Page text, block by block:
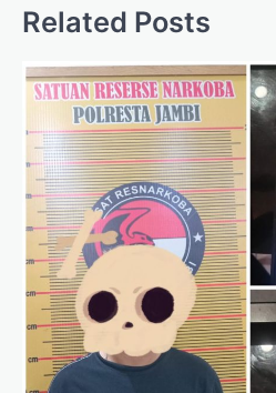
Related Posts